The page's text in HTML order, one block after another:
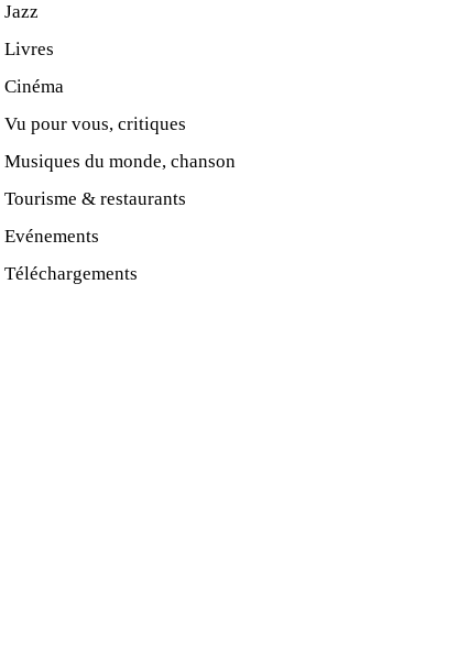
Jazz
Livres
Cinéma
Vu pour vous, critiques
Musiques du monde, chanson
Tourisme & restaurants
Evénements
Téléchargements